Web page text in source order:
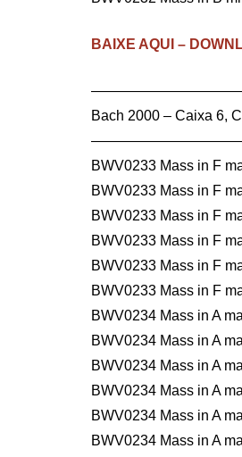
BAIXE AQUI –
Bach 2000 – Caixa 6,
BWV0233 Mass in F
BWV0233 Mass in F
BWV0233 Mass in F
BWV0233 Mass in F
BWV0233 Mass in F
BWV0233 Mass in F
BWV0234 Mass in A
BWV0234 Mass in A
BWV0234 Mass in A
BWV0234 Mass in A
BWV0234 Mass in A
BWV0234 Mass in A